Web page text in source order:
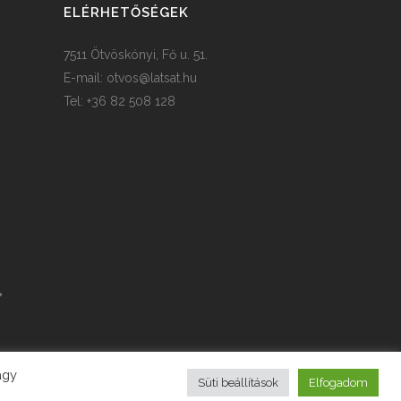
ELÉRHETŐSÉGEK
7511 Ötvöskónyi, Fő u. 51.
E-mail: otvos@latsat.hu
Tel: +36 82 508 128
Süti beállítások Elfogadom